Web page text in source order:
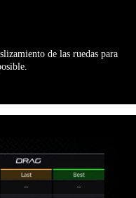
de las ruedas para